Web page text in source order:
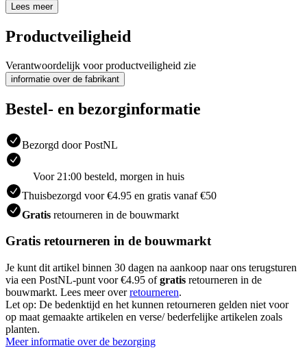
Lees meer
Productveiligheid
Verantwoordelijk voor productveiligheid zie
informatie over de fabrikant
Bestel- en bezorginformatie
Bezorgd door PostNL
Voor 21:00 besteld, morgen in huis
Thuisbezorgd voor €4.95 en gratis vanaf €50
Gratis retourneren in de bouwmarkt
Gratis retourneren in de bouwmarkt
Je kunt dit artikel binnen 30 dagen na aankoop naar ons terugsturen
via een PostNL-punt voor €4.95 ofgratis retourneren in de
bouwmarkt. Lees meer overretourneren.
Let op: De bedenktijd en het kunnen retourneren gelden niet voor
op maat gemaakte artikelen en verse/ bederfelijke artikelen zoals
planten.
Meer informatie over de bezorging